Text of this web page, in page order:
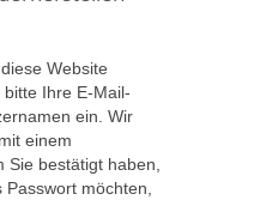
Website
Ihre E-Mail-
ein. Wir
einem
Sie bestätigt haben,
möchten,